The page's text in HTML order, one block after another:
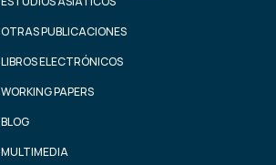
OTRAS PUBLICACIONES
LIBROS ELECTRÓNICOS
WORKING PAPERS
BLOG
MULTIMEDIA